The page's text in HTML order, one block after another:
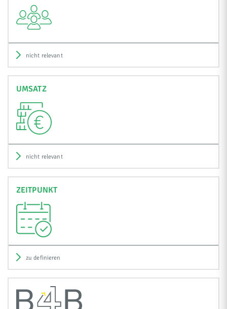
nicht relevant
UMSATZ
nicht relevant
ZEITPUNKT
zu definieren